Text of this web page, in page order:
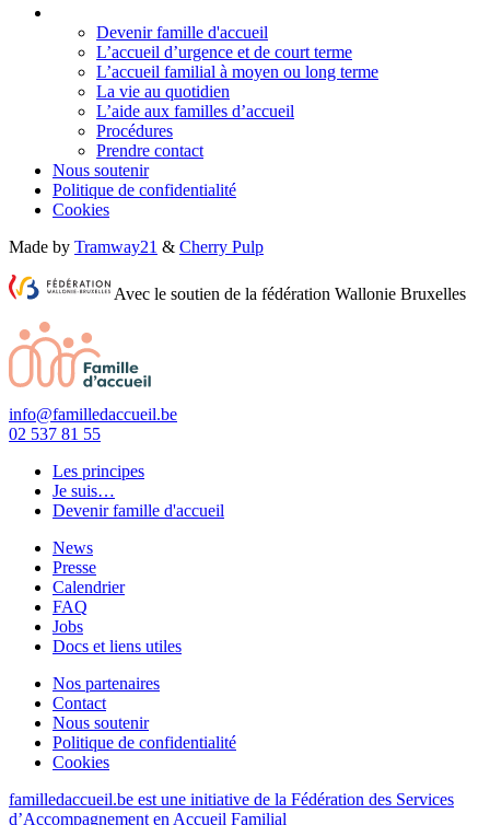
Devenir famille d'accueil
L’accueil d’urgence et de court terme
L’accueil familial à moyen ou long terme
La vie au quotidien
L’aide aux familles d’accueil
Procédures
Prendre contact
Nous soutenir
Politique de confidentialité
Cookies
Made by Tramway21 & Cherry Pulp
Avec le soutien de la fédération Wallonie Bruxelles
info@familledaccueil.be
02 537 81 55
Les principes
Je suis…
Devenir famille d'accueil
News
Presse
Calendrier
FAQ
Jobs
Docs et liens utiles
Nos partenaires
Contact
Nous soutenir
Politique de confidentialité
Cookies
familledaccueil.be est une initiative de la Fédération des Services
d’Accompagnement en Accueil Familial